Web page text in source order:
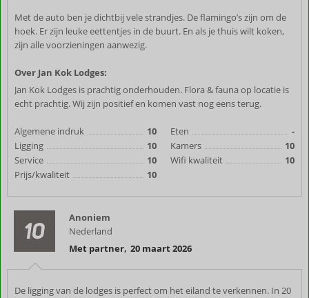
Met de auto ben je dichtbij vele strandjes. De flamingo’s zijn om de
hoek. Er zijn leuke eettentjes in de buurt. En als je thuis wilt koken,
zijn alle voorzieningen aanwezig.
Over Jan Kok Lodges:
Jan Kok Lodges is prachtig onderhouden. Flora & fauna op locatie is
echt prachtig. Wij zijn positief en komen vast nog eens terug.
Algemene indruk
10
Ligging
10
Service
10
Prijs/kwaliteit
10
Eten
-
Kamers
10
Wifi kwaliteit
10
10
Anoniem
Nederland
Met partner, 20 maart 2026
De ligging van de lodges is perfect om het eiland te verkennen. In 20